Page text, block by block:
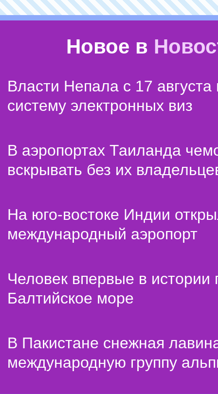
Новое в
Власти Непала с 17 августа
систему электронных виз
В аэропортах Таиланда
вскрывать без их
На юго-востоке Индии
международный аэропорт
Человек впервые в истории
Балтийское море
В Пакистане снежная
международную группу